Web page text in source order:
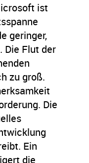
ist
geringer,
Die Flut der
zu groß.
Die
Ein
die